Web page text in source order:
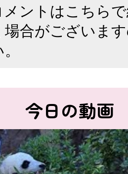
ントはこちら
場合がございま
今日の動画